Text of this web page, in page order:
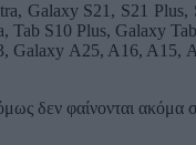
Galaxy S21, S21
S10 Plus, Galaxy
A25, A16, A15,
δεν φαίνονται ακόμα